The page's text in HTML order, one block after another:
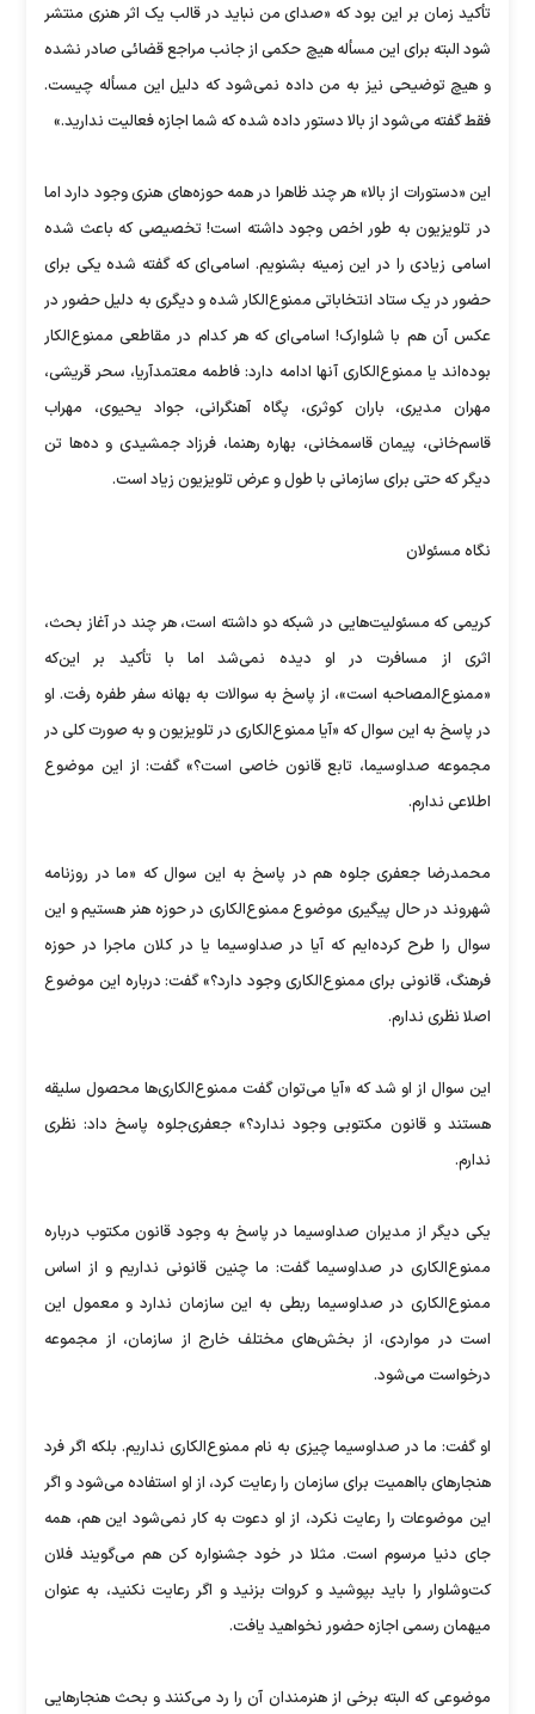
تأکید زمان بر این بود که «صدای من نباید در قالب یک اثر هنری منتشر
شود البته برای این مسأله هیچ حکمی از جانب مراجع قضائی صادر نشده
و هیچ توضیحی نیز به من داده نمی‌شود که دلیل این مسأله چیست.
فقط گفته می‌شود از بالا دستور داده شده که شما اجازه فعالیت ندارید.»
این «دستورات از بالا» هر چند ظاهرا در همه حوزه‌های هنری وجود دارد اما
در تلویزیون به‌ طور اخص وجود داشته است! تخصیصی که باعث شده
اسامی زیادی را در این زمینه بشنویم. اسامی‌ای که گفته شده یکی برای
حضور در یک ستاد انتخاباتی ممنوع‌الکار شده و دیگری به دلیل حضور در
عکس آن هم با شلوارک! اسامی‌ای که هر کدام در مقاطعی ممنوع‌الکار
بوده‌اند یا ممنوع‌الکاری آنها ادامه دارد: فاطمه معتمدآریا، سحر قریشی،
مهران مدیری، باران کوثری، پگاه آهنگرانی، جواد یحیوی، مهراب
قاسم‌خانی، پیمان قاسمخانی، بهاره رهنما، فرزاد جمشیدی و ده‌ها تن
دیگر که حتی برای سازمانی با طول و عرض تلویزیون زیاد است.
نگاه مسئولان
کریمی که مسئولیت‌هایی در شبکه دو داشته است، هر چند در آغاز بحث،
اثری از مسافرت در او دیده نمی‌شد اما با تأکید بر این‌که
«ممنوع‌المصاحبه ‌است»، از پاسخ به سوالات به بهانه سفر طفره رفت. او
در پاسخ به این سوال که «آیا ممنوع‌الکاری در تلویزیون و به‌ صورت کلی در
مجموعه صداوسیما، تابع قانون خاصی است؟» گفت: از این موضوع
اطلاعی ندارم.
محمدرضا جعفری‌ جلوه هم در پاسخ به این سوال که «ما در روزنامه
شهروند در حال پیگیری موضوع ممنوع‌الکاری در حوزه هنر هستیم و این
سوال را طرح کرده‌ایم که آیا در صداوسیما یا در کلان ماجرا در حوزه
فرهنگ، قانونی برای ممنوع‌الکاری وجود دارد؟» گفت: درباره این موضوع
اصلا نظری ندارم.
این سوال از او شد که «آیا می‌توان گفت ممنوع‌الکاری‌ها محصول سلیقه
هستند و قانون مکتوبی وجود ندارد؟» جعفری‌جلوه پاسخ داد: نظری
ندارم.
یکی دیگر از مدیران صداوسیما در پاسخ به وجود قانون مکتوب درباره
ممنوع‌الکاری در صدا‌و‌سیما گفت: ما چنین قانونی نداریم و از اساس
ممنوع‌الکاری در صداوسیما ربطی به این سازمان ندارد و معمول این
است در مواردی، از بخش‌های مختلف خارج از سازمان، از مجموعه
درخواست می‌شود.
او گفت: ما در صداوسیما چیزی به نام ممنوع‌الکاری نداریم. بلکه اگر فرد
هنجارهای بااهمیت برای سازمان را رعایت کرد، از او استفاده می‌شود و اگر
این موضوعات را رعایت نکرد، از او دعوت به کار نمی‌شود این هم، همه
جای دنیا مرسوم است. مثلا در خود جشنواره کن هم می‌گویند فلان
کت‌و‌شلوار را باید بپوشید و کروات بزنید و اگر رعایت نکنید، به‌ عنوان
میهمان رسمی اجازه حضور نخواهید یافت.
موضوعی که البته برخی از هنرمندان آن را رد می‌کنند و بحث هنجارهایی